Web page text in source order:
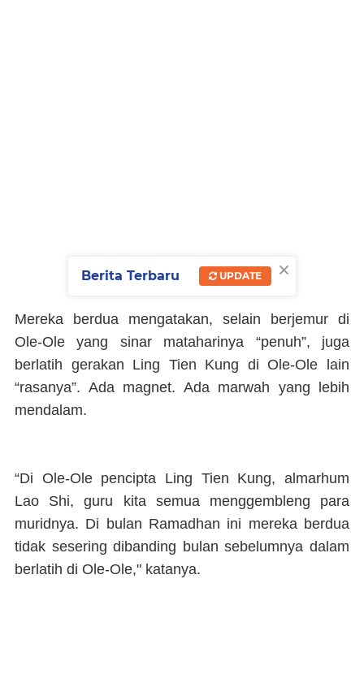
Mereka berdua mengatakan, selain berjemur di
Ole-Ole yang sinar mataharinya “penuh”, juga
berlatih gerakan Ling Tien Kung di Ole-Ole lain
“rasanya”. Ada magnet. Ada marwah yang lebih
mendalam.
“Di Ole-Ole pencipta Ling Tien Kung, almarhum
Lao Shi, guru kita semua menggembleng para
muridnya. Di bulan Ramadhan ini mereka berdua
tidak sesering dibanding bulan sebelumnya dalam
berlatih di Ole-Ole," katanya.
×
Berita Terbaru UPDATE